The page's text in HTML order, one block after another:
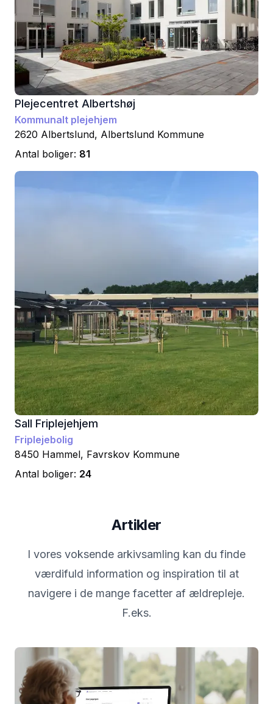
Plejecentret Albertshøj
Kommunalt plejehjem
2620 Albertslund, Albertslund Kommune
Antal boliger: 81
Sall Friplejehjem
Friplejebolig
8450 Hammel, Favrskov Kommune
Antal boliger: 24
Artikler
I vores voksende arkivsamling kan du finde
værdifuld information og inspiration til at
navigere i de mange facetter af ældrepleje.
F.eks.